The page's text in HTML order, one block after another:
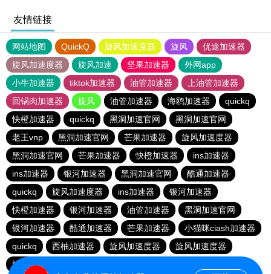
友情链接
网站地图 QuickQ 旋风加速度器 旋风
优途加速器
旋风加速度器
旋风加速 坚果加速器
外网app
小牛加速器
tiktok加速器 油管加速器
上油管加速器
回锅肉加速器
旋风 油管加速器 海鸥加速器
quickq
快橙加速器
quickq 黑洞加速官网
黑洞加速官网
老王vnp
黑洞加速官网 芒果加速器
旋风加速度器
黑洞加速官网
芒果加速器 快橙加速器
ins加速器
ins加速器
银河加速器 黑洞加速官网
酷通加速器
quickq
旋风加速度器 ins加速器
银河加速器
快橙加速器
银河加速器 油管加速器
黑洞加速官网
银河加速器
酷通加速器 芒果加速器
小猫咪ciash加速器
quickq
西柚加速器 旋风加速度器
旋风加速度器
旋风加速度器